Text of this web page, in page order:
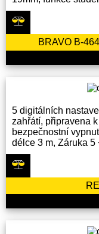
BRAVO B-
5 digitálních
zahřátí, připravena
bezpečnostní
délce 3 m, Záruka 5